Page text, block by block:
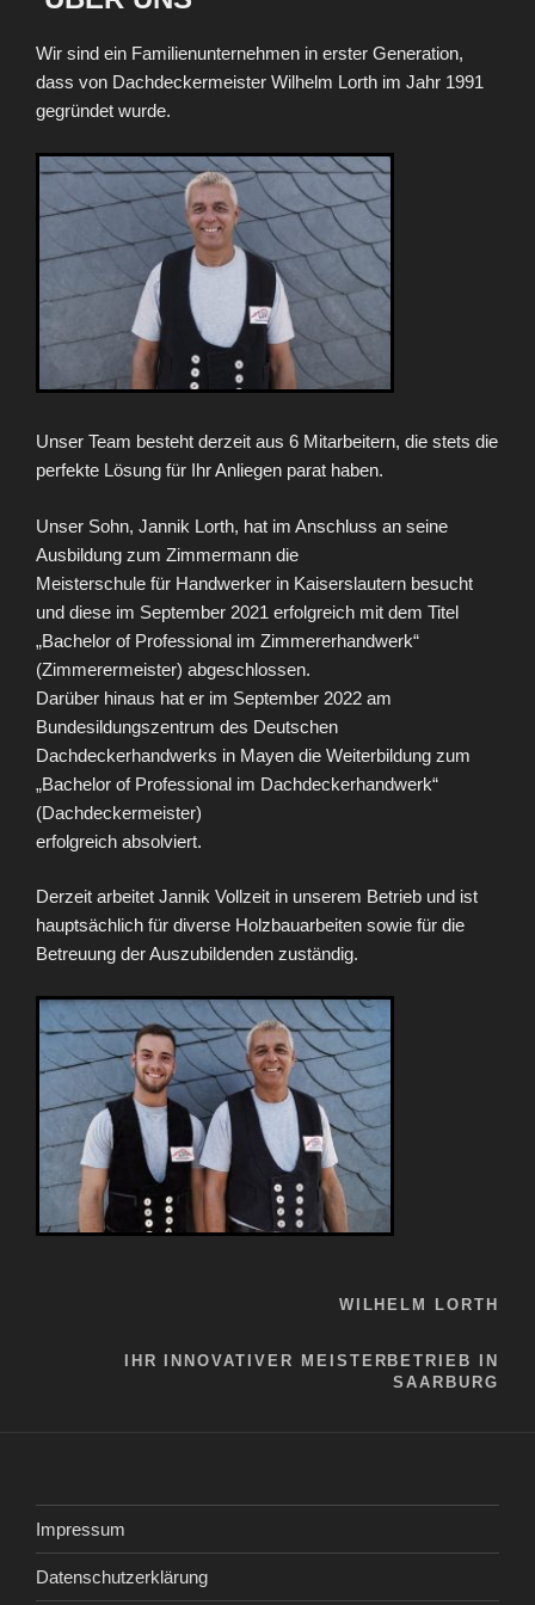
Wir sind ein Familienunternehmen in erster Generation,
dass von Dachdeckermeister Wilhelm Lorth im Jahr 1991
gegründet wurde.
Unser Team besteht derzeit aus 6 Mitarbeitern, die stets die
perfekte Lösung für Ihr Anliegen parat haben.
Unser Sohn, Jannik Lorth, hat im Anschluss an seine
Ausbildung zum Zimmermann die
Meisterschule für Handwerker in Kaiserslautern besucht
und diese im September 2021 erfolgreich mit dem Titel
„Bachelor of Professional im Zimmererhandwerk“
(Zimmerermeister) abgeschlossen.
Darüber hinaus hat er im September 2022 am
Bundesildungszentrum des Deutschen
Dachdeckerhandwerks in Mayen die Weiterbildung zum
„Bachelor of Professional im Dachdeckerhandwerk“
(Dachdeckermeister)
erfolgreich absolviert.
Derzeit arbeitet Jannik Vollzeit in unserem Betrieb und ist
hauptsächlich für diverse Holzbauarbeiten sowie für die
Betreuung der Auszubildenden zuständig.
WILHELM LORTH
IHR INNOVATIVER MEISTERBETRIEB IN
SAARBURG
Impressum
Datenschutzerklärung